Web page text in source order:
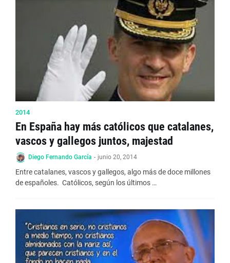
2014
En España hay más católicos que catalanes,
vascos y gallegos juntos, majestad
Diego Fernando García - junio 20, 2014
Entre catalanes, vascos y gallegos, algo más de doce millones
de españoles. Católicos, según los últimos …